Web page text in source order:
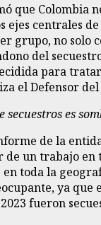
que Colombia
ejes centrales
grupo, no solo
del
para
el Defensor
secuestros es
de la
de un trabajo en
en toda la
ya que
fueron